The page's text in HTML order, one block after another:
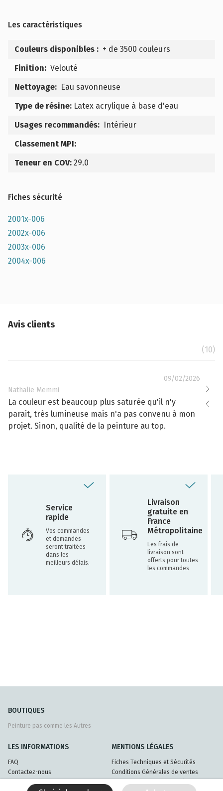
Les caractéristiques
Couleurs disponibles : + de 3500 couleurs
Finition: Velouté
Nettoyage: Eau savonneuse
Type de résine: Latex acrylique à base d'eau
Usages recommandés: Intérieur
Classement MPI:
Teneur en COV: 29.0
Fiches sécurité
2001x-006
2002x-006
2003x-006
2004x-006
Avis clients
(10)
09/02/2026
Nathalie Memmi
La couleur est beaucoup plus saturée qu'il n'y
parait, très lumineuse mais n'a pas convenu à mon
projet. Sinon, qualité de la peinture au top.
La
Service
rapide
Vos commandes
et demandes
seront traitées
dans les
meilleurs délais.
Livraison
gratuite en
France
Métropolitaine
Les frais de
livraison sont
offerts pour toutes
les commandes
BOUTIQUES
Peinture pas comme les Autres
LES INFORMATIONS
FAQ
Contactez-nous
MENTIONS LÉGALES
Fiches Techniques et Sécurités
Conditions Générales de ventes